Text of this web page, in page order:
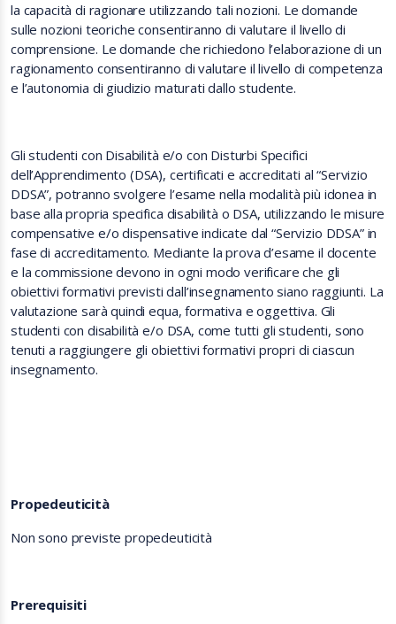
la capacità di ragionare utilizzando tali nozioni. Le domande
sulle nozioni teoriche consentiranno di valutare il livello di
comprensione. Le domande che richiedono l’elaborazione di un
ragionamento consentiranno di valutare il livello di competenza
e l’autonomia di giudizio maturati dallo studente.
Gli studenti con Disabilità e/o con Disturbi Specifici
dell’Apprendimento (DSA), certificati e accreditati al “Servizio
DDSA”, potranno svolgere l’esame nella modalità più idonea in
base alla propria specifica disabilità o DSA, utilizzando le misure
compensative e/o dispensative indicate dal “Servizio DDSA” in
fase di accreditamento. Mediante la prova d’esame il docente
e la commissione devono in ogni modo verificare che gli
obiettivi formativi previsti dall’insegnamento siano raggiunti. La
valutazione sarà quindi equa, formativa e oggettiva. Gli
studenti con disabilità e/o DSA, come tutti gli studenti, sono
tenuti a raggiungere gli obiettivi formativi propri di ciascun
insegnamento.
Propedeuticità
Non sono previste propedeuticità
Prerequisiti